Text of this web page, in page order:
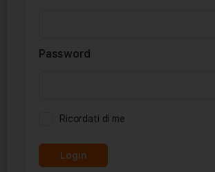
Password
Ricordati di me